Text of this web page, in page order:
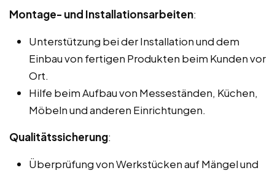
Montage- und Installationsarbeiten:
Unterstützung bei der Installation und dem
Einbau von fertigen Produkten beim Kunden vor
Ort.
Hilfe beim Aufbau von Messeständen, Küchen,
Möbeln und anderen Einrichtungen.
Qualitätssicherung:
Überprüfung von Werkstücken auf Mängel und